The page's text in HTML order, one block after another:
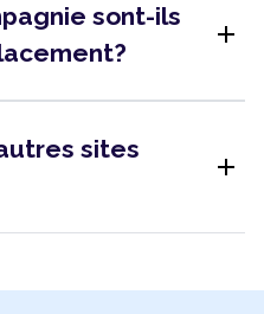
sont-ils
add
sites
add